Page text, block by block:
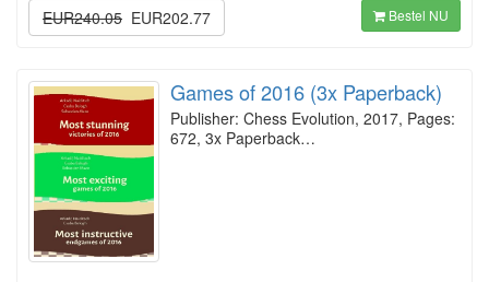
EUR240.05 EUR202.77 Bestel NU
Games of 2016 (3x Paperback)
Publisher: Chess Evolution, 2017, Pages:
672, 3x Paperback…